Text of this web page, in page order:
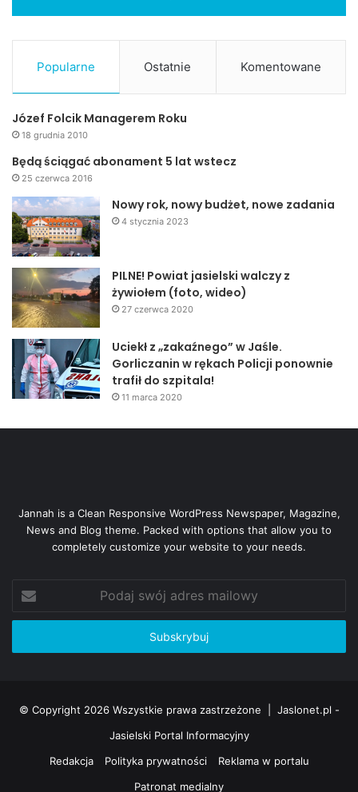
Popularne Ostatnie Komentowane
Józef Folcik Managerem Roku
18 grudnia 2010
Będą ściągać abonament 5 lat wstecz
25 czerwca 2016
Nowy rok, nowy budżet, nowe zadania
4 stycznia 2023
PILNE! Powiat jasielski walczy z
żywiołem (foto, wideo)
27 czerwca 2020
Uciekł z „zakaźnego” w Jaśle.
Gorliczanin w rękach Policji ponownie
trafił do szpitala!
11 marca 2020
Jannah is a Clean Responsive WordPress Newspaper, Magazine,
News and Blog theme. Packed with options that allow you to
completely customize your website to your needs.
swój
adres
© Copyright 2026 Wszystkie prawa zastrzeżone | Jaslonet.pl -
Jasielski Portal Informacyjny
Redakcja
Polityka prywatności
Reklama w portalu
Patronat medialny